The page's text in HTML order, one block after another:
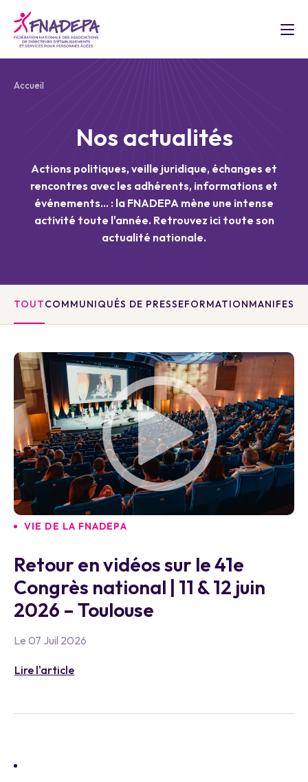
Accueil
Nos actualités
Actions politiques, veille juridique, échanges et
rencontres avec les adhérents, informations et
événements... : la FNADEPA mène une intense
activité toute l'année. Retrouvez ici toute son
actualité nationale.
TOUTCOMMUNIQUÉS DE PRESSEFORMATION
VIE DE LA FNADEPA
Retour en vidéos sur le 41e
Congrès national | 11 & 12 juin
2026 – Toulouse
Le 07 Juil 2026
Lire l'article